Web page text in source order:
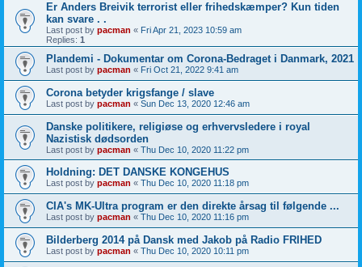
Er Anders Breivik terrorist eller frihedskæmper? Kun tiden
kan svare . .
Last post by pacman « Fri Apr 21, 2023 10:59 am
Replies: 1
Plandemi - Dokumentar om Corona-Bedraget i Danmark, 2021
Last post by pacman « Fri Oct 21, 2022 9:41 am
Corona betyder krigsfange / slave
Last post by pacman « Sun Dec 13, 2020 12:46 am
Danske politikere, religiøse og erhvervsledere i royal
Nazistisk dødsorden
Last post by pacman « Thu Dec 10, 2020 11:22 pm
Holdning: DET DANSKE KONGEHUS
Last post by pacman « Thu Dec 10, 2020 11:18 pm
CIA's MK-Ultra program er den direkte årsag til følgende ...
Last post by pacman « Thu Dec 10, 2020 11:16 pm
Bilderberg 2014 på Dansk med Jakob på Radio FRIHED
Last post by pacman « Thu Dec 10, 2020 10:11 pm